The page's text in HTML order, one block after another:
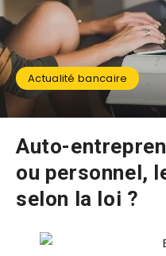
Actualité bancaire
Auto-
ou personnel,
selon la loi ?